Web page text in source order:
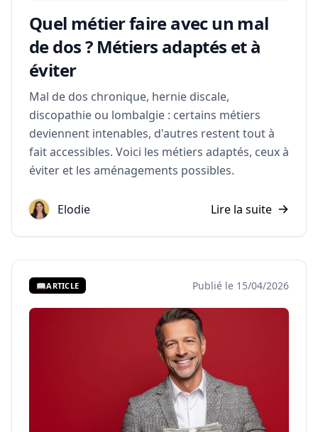
Quel métier faire avec un mal
de dos ? Métiers adaptés et à
éviter
Mal de dos chronique, hernie discale,
discopathie ou lombalgie : certains métiers
deviennent intenables, d'autres restent tout à
fait accessibles. Voici les métiers adaptés, ceux à
éviter et les aménagements possibles.
Elodie Lire la suite
📖ARTICLE Publié le 15/04/2026